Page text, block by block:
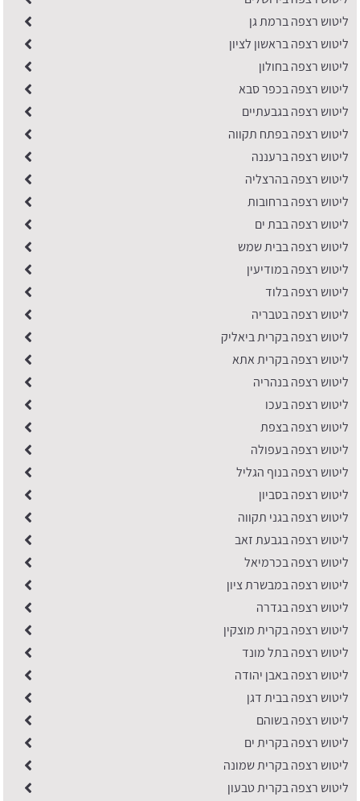
ליטוש רצפה ברמת גן
ליטוש רצפה בראשון לציון
ליטוש רצפה בחולון
ליטוש רצפה בכפר סבא
ליטוש רצפה בגבעתיים
ליטוש רצפה בפתח תקווה
ליטוש רצפה ברעננה
ליטוש רצפה בהרצליה
ליטוש רצפה ברחובות
ליטוש רצפה בבת ים
ליטוש רצפה בבית שמש
ליטוש רצפה במודיעין
ליטוש רצפה בלוד
ליטוש רצפה בטבריה
ליטוש רצפה בקרית ביאליק
ליטוש רצפה בקרית אתא
ליטוש רצפה בנהריה
ליטוש רצפה בעכו
ליטוש רצפה בצפת
ליטוש רצפה בעפולה
ליטוש רצפה בנוף הגליל
ליטוש רצפה בסביון
ליטוש רצפה בגני תקווה
ליטוש רצפה בגבעת זאב
ליטוש רצפה בכרמיאל
ליטוש רצפה במבשרת ציון
ליטוש רצפה בגדרה
ליטוש רצפה בקרית מוצקין
ליטוש רצפה בתל מונד
ליטוש רצפה באבן יהודה
ליטוש רצפה בבית דגן
ליטוש רצפה בשוהם
ליטוש רצפה בקרית ים
ליטוש רצפה בקרית שמונה
ליטוש רצפה בקרית טבעון